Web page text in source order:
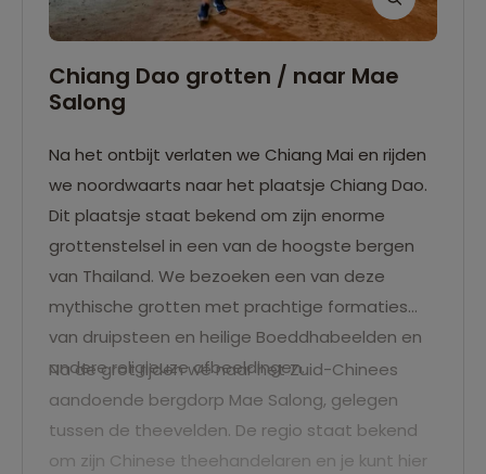
Chiang Dao grotten / naar Mae
Salong
Na het ontbijt verlaten we Chiang Mai en rijden
we noordwaarts naar het plaatsje Chiang Dao.
Dit plaatsje staat bekend om zijn enorme
grottenstelsel in een van de hoogste bergen
van Thailand. We bezoeken een van deze
mythische grotten met prachtige formaties
van druipsteen en heilige Boeddhabeelden en
andere religieuze afbeeldingen.
Na de grot rijden we naar het Zuid-Chinees
aandoende bergdorp Mae Salong, gelegen
tussen de theevelden. De regio staat bekend
om zijn Chinese theehandelaren en je kunt hier